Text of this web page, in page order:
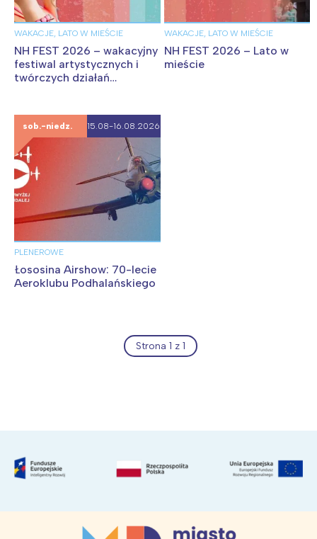
WAKACJE, LATO W MIEŚCIE
NH FEST 2026 – wakacyjny
festiwal artystycznych i
twórczych działań
WAKACJE, LATO W MIEŚCIE
NH FEST 2026 – Lato w
mieście
sob.-niedz. 15.08-16.08.2026
PLENEROWE
Łososina Airshow: 70-lecie
Aeroklubu Podhalańskiego
Strona 1 z 1